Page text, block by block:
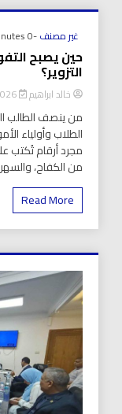
غير مصنف-0 Minutes
حين يصبح
التزوير؟
خالد ابراهيم 2026-08-03
من ينصف الطالب
الطلاب وأولياء
مجرد أرقام تُكتب
من الكفاح،
Read More